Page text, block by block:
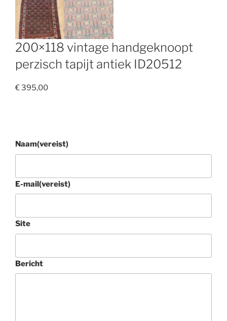
200×118 vintage handgeknoopt
perzisch tapijt antiek ID20512
€395,00
Naam(vereist)
E-mail(vereist)
Site
Bericht